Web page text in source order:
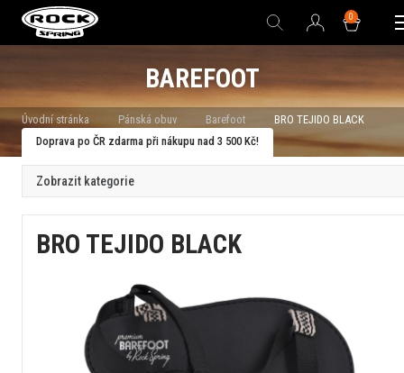
0
BAREFOOT
Úvodní stránka Pánská obuv Barefoot
BRO TEJIDO BLACK
Doprava po ČR zdarma při nákupu nad 3 500 Kč!
BRO TEJIDO BLACK
Zobrazit kategorie